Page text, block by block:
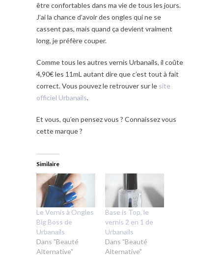
être confortables dans ma vie de tous les jours.
J’ai la chance d’avoir des ongles qui ne se
cassent pas, mais quand ça devient vraiment
long, je préfère couper.
Comme tous les autres vernis Urbanails, il coûte
4,90€ les 11mL autant dire que c’est tout à fait
correct. Vous pouvez le retrouver sur le site
officiel Urbanails.
Et vous, qu’en pensez vous ? Connaissez vous
cette marque ?
Similaire
Le Vernis à Ongles
Big Boss de
Urbanails
Dans "Beauté
Alternative"
Base is Top, le
vernis 2 en 1 de
Urbanails
Dans "Beauté
Alternative"